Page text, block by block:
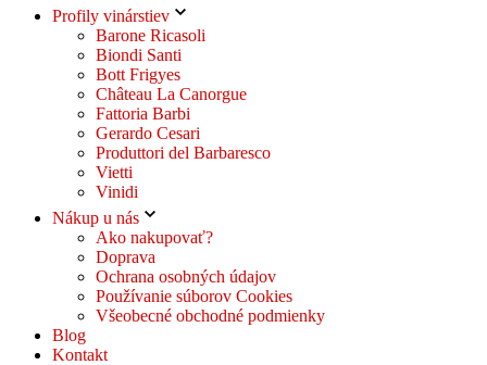
Profily vinárstiev
Barone Ricasoli
Biondi Santi
Bott Frigyes
Château La Canorgue
Fattoria Barbi
Gerardo Cesari
Produttori del Barbaresco
Vietti
Vinidi
Nákup u nás
Ako nakupovať?
Doprava
Ochrana osobných údajov
Používanie súborov Cookies
Všeobecné obchodné podmienky
Blog
Kontakt